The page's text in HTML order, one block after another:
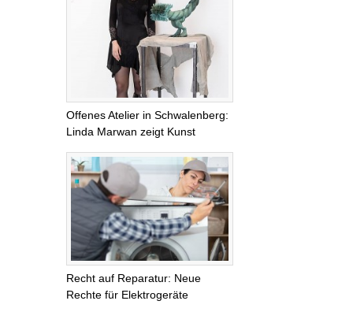
Offenes Atelier in Schwalenberg:
Linda Marwan zeigt Kunst
Recht auf Reparatur: Neue
Rechte für Elektrogeräte